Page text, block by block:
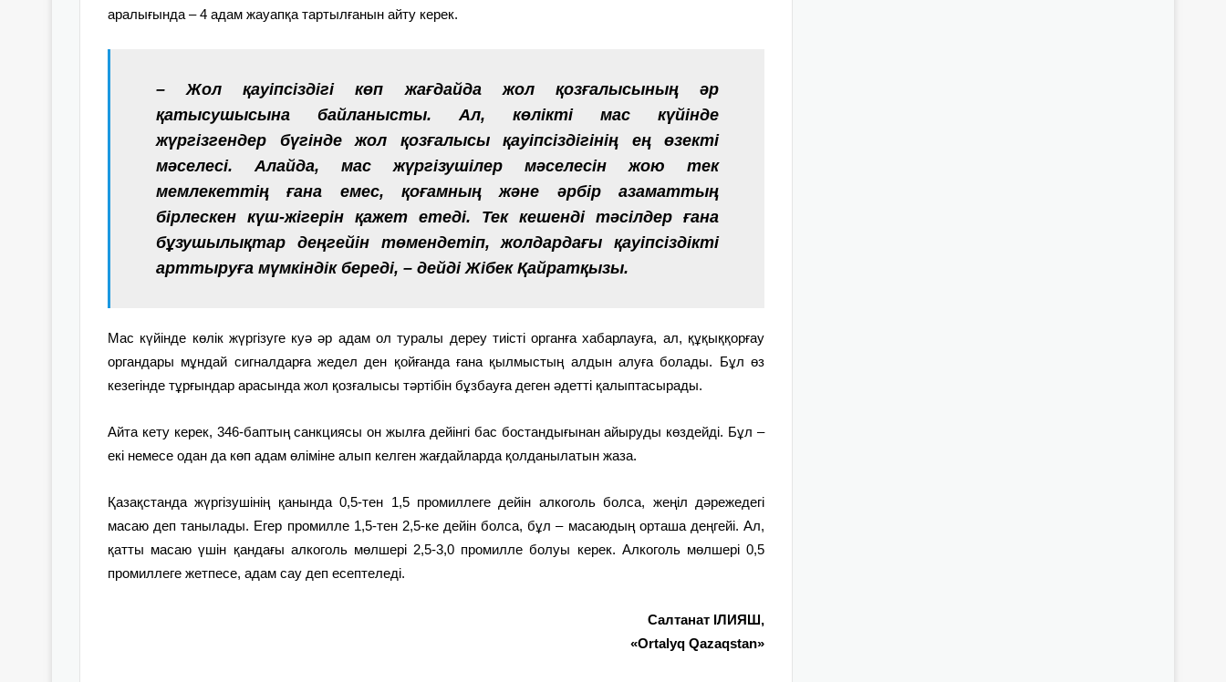
аралығында – 4 адам жауапқа тартылғанын айту керек.
– Жол қауіпсіздігі көп жағдайда жол қозғалысының әр
қатысушысына байланысты. Ал, көлікті мас күйінде
жүргізгендер бүгінде жол қозғалысы қауіпсіздігінің ең өзекті
мәселесі. Алайда, мас жүргізушілер мәселесін жою тек
мемлекеттің ғана емес, қоғамның және әрбір азаматтың
бірлескен күш-жігерін қажет етеді. Тек кешенді тәсілдер ғана
бұзушылықтар деңгейін төмендетіп, жолдардағы қауіпсіздікті
арттыруға мүмкіндік береді, – дейді Жібек Қайратқызы.
Мас күйінде көлік жүргізуге куә әр адам ол туралы дереу тиісті органға хабарлауға, ал, құқыққорғау
органдары мұндай сигналдарға жедел ден қойғанда ғана қылмыстың алдын алуға болады. Бұл өз
кезегінде тұрғындар арасында жол қозғалысы тәртібін бұзбауға деген әдетті қалыптасырады.
Айта кету керек, 346-баптың санкциясы он жылға дейінгі бас бостандығынан айыруды көздейді. Бұл –
екі немесе одан да көп адам өліміне алып келген жағдайларда қолданылатын жаза.
Қазақстанда жүргізушінің қанында 0,5-тен 1,5 промиллеге дейін алкоголь болса, жеңіл дәрежедегі
масаю деп танылады. Егер промилле 1,5-тен 2,5-ке дейін болса, бұл – масаюдың орташа деңгейі. Ал,
қатты масаю үшін қандағы алкоголь мөлшері 2,5-3,0 промилле болуы керек. Алкоголь мөлшері 0,5
промиллеге жетпесе, адам сау деп есептеледі.
Салтанат ІЛИЯШ,
«Ortalyq Qazaqstan»